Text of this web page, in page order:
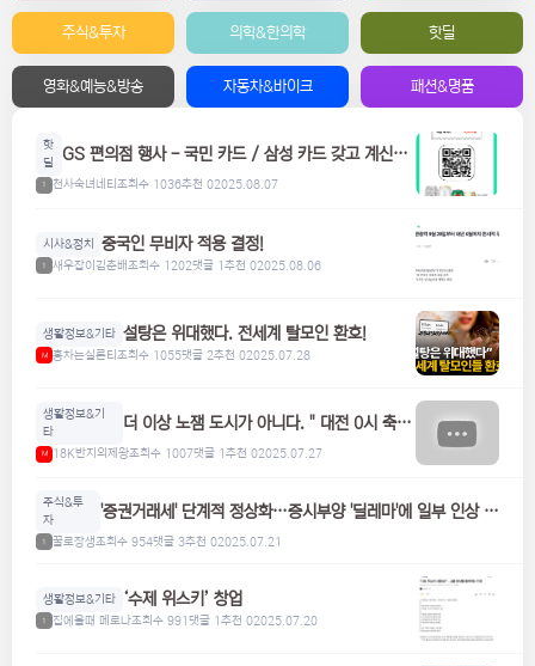
주식&투자 의학&한의학 핫딜
영화&예능&방송 자동차&바이크 패션&명품
핫
딜
GS 편의점 행사 - 국민 카드 / 삼성 카드 갖고 계신분
1 천사숙녀네티조회수 1036추천 02025.08.07
시사&정치 중국인 무비자 적용 결정!
1 새우잡이김춘배조회수 1202댓글 1추천 02025.08.06
생활정보&기타 설탕은 위대했다. 전세계 탈모인 환호!
M 홍차는실론티조회수 1055댓글 2추천 02025.07.28
생활정보&기
타
더 이상 노잼 도시가 아니다. " 대전 0시 축
M 18K반지의제왕조회수 1007댓글 1추천 02025.07.27
주식&투
자
'증권거래세' 단계적 정상화…증시부양 '딜레마'에 일부 인상 검
1 꿀로장생조회수 954댓글 3추천 02025.07.21
생활정보&기타 ‘수제 위스키’ 창업
1 집에올때 메로나조회수 991댓글 1추천 02025.07.20